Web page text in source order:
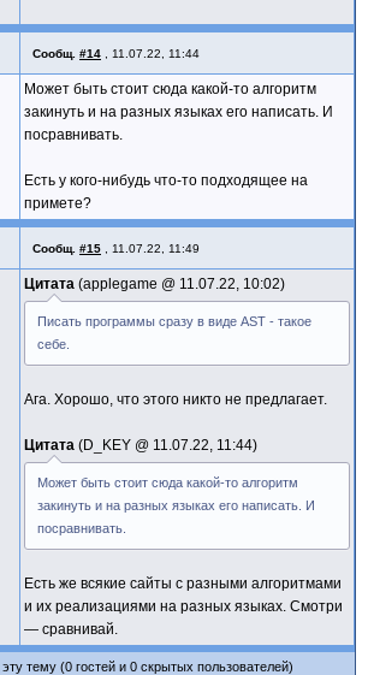
Сообщ. #14 11.07.22, 11:44
Может быть стоит сюда какой-то алгоритм
закинуть и на разных языках его написать. И
посравнивать.
Есть у кого-нибудь что-то подходящее на
примете?
Сообщ. #15 11.07.22, 11:49
Цитата applegame @ 11.07.22, 10:02
Писать программы сразу в виде AST - такое
себе.
Ага. Хорошо, что этого никто не предлагает.
Цитата D_KEY @ 11.07.22, 11:44
Может быть стоит сюда какой-то алгоритм
закинуть и на разных языках его написать. И
посравнивать.
Есть же всякие сайты с разными алгоритмами
и их реализациями на разных языках. Смотри
— сравнивай.
тему (0 гостей и 0 скрытых пользователей)